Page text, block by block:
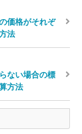
価格がそれぞ
法
ない場合の標
方法